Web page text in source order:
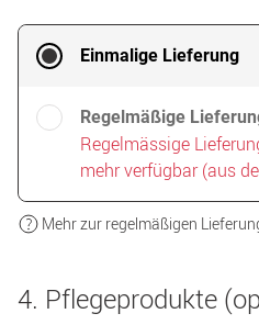
Einmalige Lieferung
Regelmäßige
Regelmässige
mehr verfügbar (aus
Mehr zur regelmäßigen
4. Pflegeprodukte